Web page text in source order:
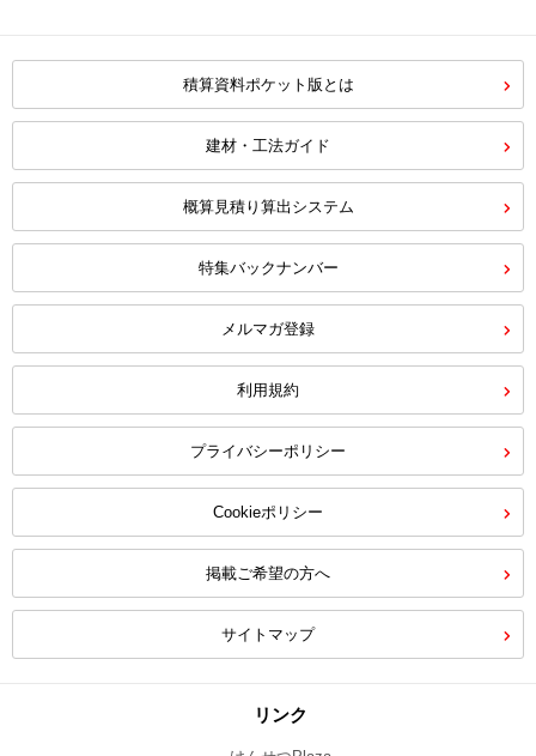
積算資料ポケット版とは
建材・工法ガイド
概算見積り算出システム
特集バックナンバー
メルマガ登録
利用規約
プライバシーポリシー
Cookieポリシー
掲載ご希望の方へ
サイトマップ
リンク